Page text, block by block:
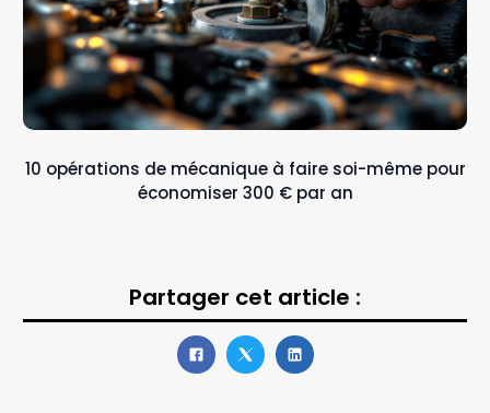
10 opérations de mécanique à faire soi-même pour
économiser 300 € par an
Partager cet article :